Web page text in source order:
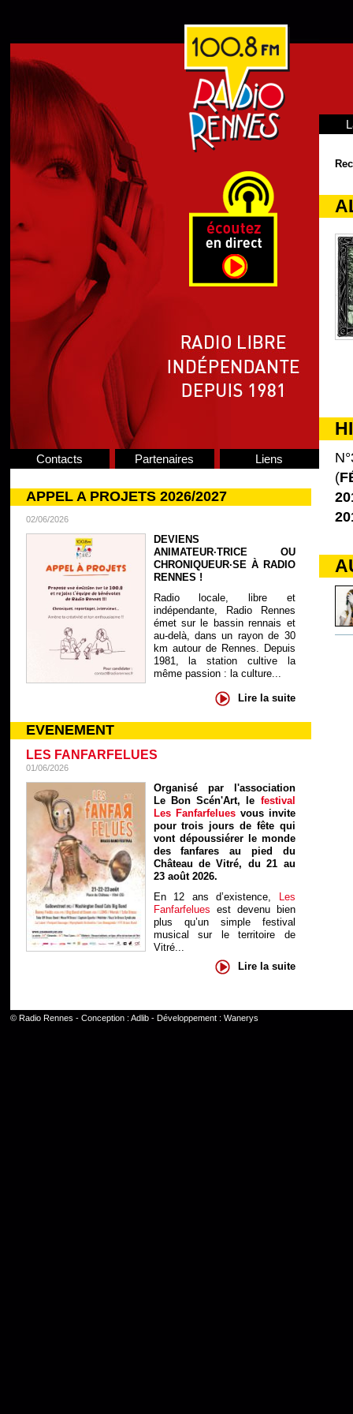
Contacts Partenaires Liens
APPEL A PROJETS 2026/2027
02/06/2026
DEVIENS
ANIMATEUR·TRICE OU
CHRONIQUEUR·SE À RADIO
RENNES !
Radio locale, libre et
indépendante, Radio Rennes
émet sur le bassin rennais et
au-delà, dans un rayon de 30
km autour de Rennes. Depuis
1981, la station cultive la
même passion : la culture...
Lire la suite
EVENEMENT
LES FANFARFELUES
01/06/2026
Organisé par l'association
Le Bon Scén'Art, le festival
Les Fanfarfelues vous invite
pour trois jours de fête qui
vont dépoussiérer le monde
des fanfares au pied du
Château de Vitré, du 21 au
23 août 2026.
En 12 ans d’existence, Les
Fanfarfelues est devenu bien
plus qu’un simple festival
musical sur le territoire de
Vitré...
Lire la suite
(
© Radio Rennes - Conception : Adlib- Développement : Wanerys